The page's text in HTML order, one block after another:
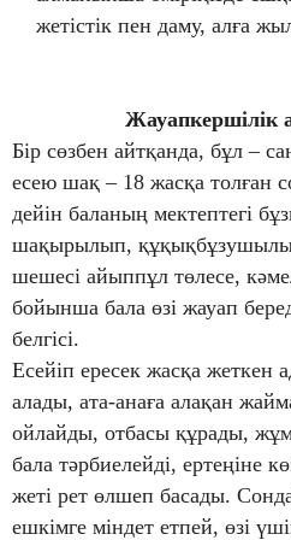
жетістік пен даму, алға
Жауапкершілік
Бір сөзбен айтқанда, бұл –
есею шақ – 18 жасқа толған
дейін баланың мектептегі
шақырылып,
шешесі айыппұл төлесе,
бойынша бала өзі жауап
белгісі.
Есейіп ересек жасқа жеткен
алады, ата-анаға алақан
ойлайды, отбасы құрады,
бала тәрбиелейді, ертеңіне
жеті рет өлшеп басады.
ешкімге міндет етпей, өзі